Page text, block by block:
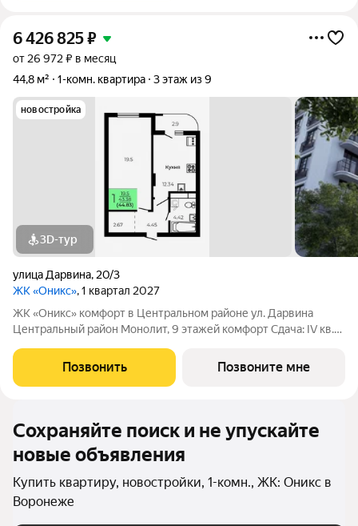
6 426 825₽
от 26 972 ₽ в месяц
44,8 м²
1-комн. квартира 3 этаж из 9
новостройка
3D-тур
улица Дарвина, 20/3
ЖК «Оникс», 1 квартал 2027
ЖК «Оникс» комфорт в Центральном районе ул. Дарвина
Центральный район Монолит, 9 этажей комфорт Сдача: IV кв.
с Ботаническим садом и парком им. Глинки. Преимущества:
Закрытый двор без
Позвонить Позвоните мне
Сохраняйте поиск и не упускайте
новые объявления
Купить квартиру, новостройки, 1-комн., ЖК: Оникс в
Воронеже